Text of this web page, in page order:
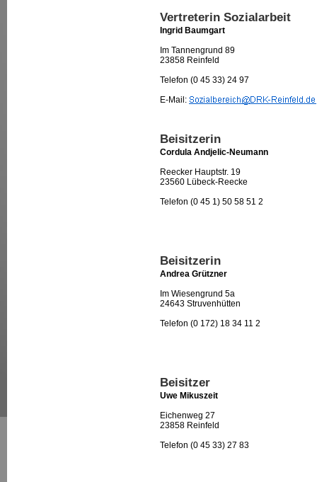
Vertreterin Sozialarbeit
Ingrid Baumgart
Im Tannengrund 89
23858 Reinfeld
Telefon (0 45 33) 24 97
E-Mail:
Beisitzerin
Cordula Andjelic-Neumann
Reecker Hauptstr. 19
23560 Lübeck-Reecke
Telefon (0 45 1) 50 58 51 2
Beisitzerin
Andrea Grützner
Im Wiesengrund 5a
24643 Struvenhütten
Telefon (0 172) 18 34 11 2
Beisitzer
Uwe Mikuszeit
Eichenweg 27
23858 Reinfeld
Telefon (0 45 33) 27 83